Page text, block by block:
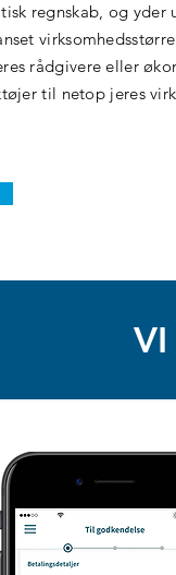
regnskab, og yder
rådgivere eller
til netop jeres
VI